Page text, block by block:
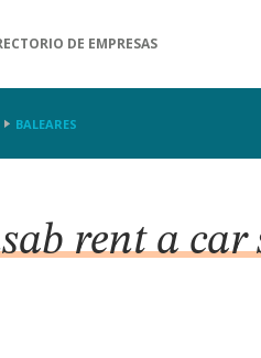
DE EMPRESAS
BALEARES
rent a car